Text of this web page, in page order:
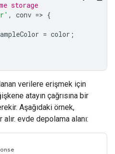
storage
, conv => {
= color ;
verilere erişmek için
atayın çağrısına bir
Aşağıdaki örnek,
evde depolama alanı: